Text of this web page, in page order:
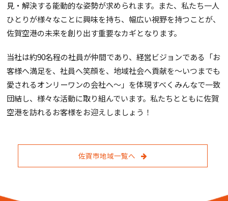
見・解決する能動的な姿勢が求められます。また、私たち一人
ひとりが様々なことに興味を持ち、幅広い視野を持つことが、
佐賀空港の未来を創り出す重要なカギとなります。
当社は約90名程の社員が仲間であり、経営ビジョンである「お
客様へ満足を、社員へ笑顔を、地域社会へ貢献を～いつまでも
愛されるオンリーワンの会社へ～」を体現すべくみんなで一致
団結し、様々な活動に取り組んでいます。私たちとともに佐賀
空港を訪れるお客様をお迎えしましょう！
佐賀市地域一覧へ